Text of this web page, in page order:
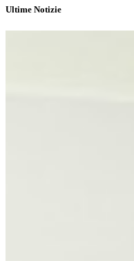
Ultime Notizie